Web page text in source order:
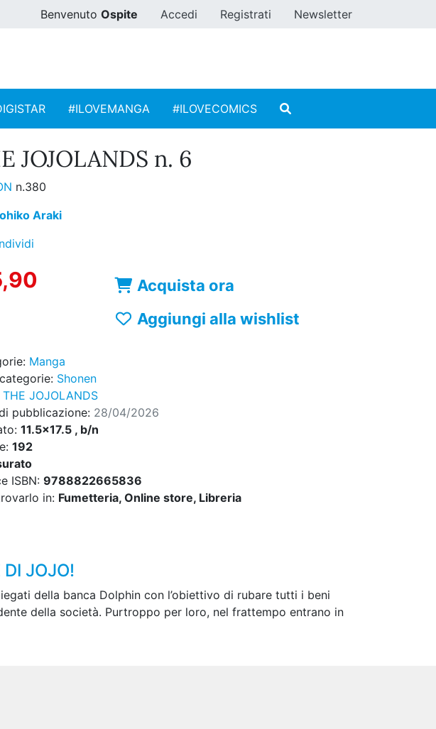
Benvenuto Ospite Accedi Registrati Newsletter
#ILOVEMANGA #ILOVECOMICS
JOJOLANDS n. 6
n.380
Araki
Acquista ora
Aggiungi alla wishlist
Manga
Shonen
THE JOJOLANDS
pubblicazione: 28/04/2026
11.5x17.5 , b/n
192
ISBN: 9788822665836
in: Fumetteria, Online store, Libreria
DI JOJO!
della banca Dolphin con l’obiettivo di rubare tutti i beni
della società. Purtroppo per loro, nel frattempo entrano in